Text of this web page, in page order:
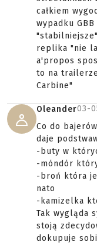
całkiem
wypadku
replika "nie
a'propos
to na
Carbine"
Oleander03-
Co do
daje
-buty w
-móndór
-broń która
nato
-kamizelka
Tak wygląda
stoją
dokupuje